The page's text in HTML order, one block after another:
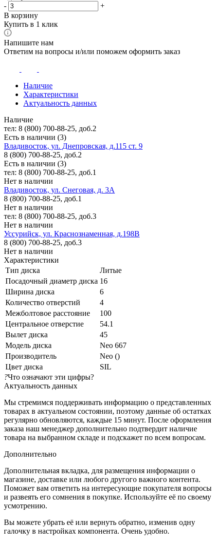
-
+
В корзину
Купить в 1 клик
Напишите нам
Ответим на вопросы и/или поможем оформить заказ
Наличие
Характеристики
Актуальность данных
Наличие
тел: 8 (800) 700-88-25, доб.2
Есть в наличии (3)
Владивосток, ул. Днепровская, д.115 ст. 9
8 (800) 700-88-25, доб.2
Есть в наличии (3)
тел: 8 (800) 700-88-25, доб.1
Нет в наличии
Владивосток, ул. Снеговая, д. 3А
8 (800) 700-88-25, доб.1
Нет в наличии
тел: 8 (800) 700-88-25, доб.3
Нет в наличии
Уссурийск, ул. Краснознаменная, д.198В
8 (800) 700-88-25, доб.3
Нет в наличии
Характеристики
Тип диска
Литые
Посадочный диаметр диска 16
Ширина диска
6
Количество отверстий
4
Межболтовое расстояние
100
Центральное отверстие
54.1
Вылет диска
45
Модель диска
Neo 667
Производитель
Neo ()
Цвет диска
SIL
?Что означают эти цифры?
Актуальность данных
Мы стремимся поддерживать информацию о представленных
товарах в актуальном состоянии, поэтому данные об остатках
регулярно обновляются, каждые 15 минут. После оформления
заказа наш менеджер дополнительно подтвердит наличие
товара на выбранном складе и подскажет по всем вопросам.
Дополнительно
Дополнительная вкладка, для размещения информации о
магазине, доставке или любого другого важного контента.
Поможет вам ответить на интересующие покупателя вопросы
и развеять его сомнения в покупке. Используйте её по своему
усмотрению.
Вы можете убрать её или вернуть обратно, изменив одну
галочку в настройках компонента. Очень удобно.